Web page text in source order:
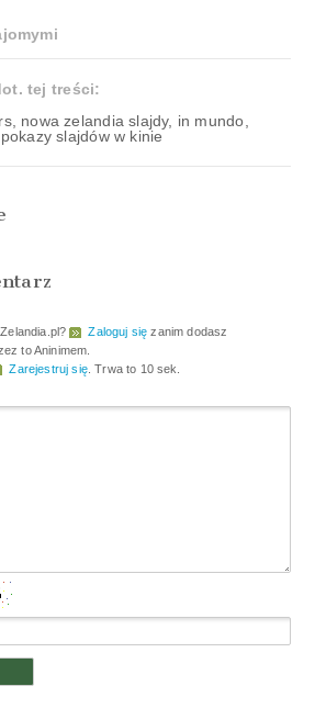
tej treści:
nowa zelandia slajdy, in mundo,
slajdów w kinie
Zaloguj się zanim dodasz
to Aninimem.
Zarejestruj się. Trwa to 10 sek.